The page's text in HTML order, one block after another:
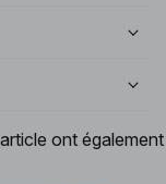
ont également